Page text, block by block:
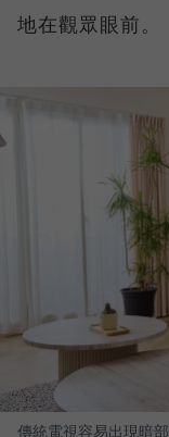
地在觀眾眼前。
傳統電視容易出現暗